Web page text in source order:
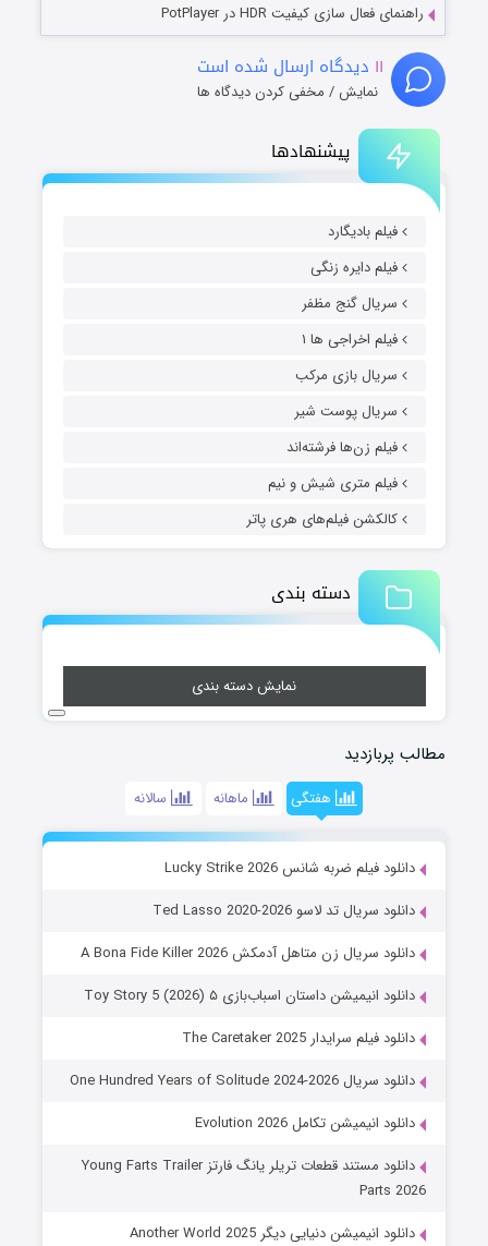
پیشنهادها
فیلم بادیگارد
فیلم دایره زنگی
سریال گنج مظفر
فیلم اخراجی ها ۱
سریال بازی مرکب
سریال پوست شیر
فیلم زن‌ها فرشته‌اند
فیلم متری شیش و نیم
کالکشن فیلم‌های هری پاتر
دسته بندی
نمایش دسته بندی
مطالب پربازدید
هفتگی ماهانه سالانه
دانلود فیلم ضربه شانس Lucky Strike 2026
دانلود سریال تد لاسو Ted Lasso 2020-2026
دانلود سریال زن متاهل آدمکش A Bona Fide Killer 2026
دانلود انیمیشن داستان اسباب‌بازی ۵ Toy Story 5 (2026)
دانلود فیلم سرایدار The Caretaker 2025
دانلود سریال One Hundred Years of Solitude 2024-2026
دانلود انیمیشن تکامل Evolution 2026
دانلود مستند قطعات تریلر یانگ فارتز Young Farts Trailer
Parts 2026
دانلود انیمیشن دنیایی دیگر Another World 2025
راهنمای فعال سازی کیفیت HDR در PotPlayer
۱۱ دیدگاه ارسال شده است
نمایش / مخفی کردن دیدگاه ها